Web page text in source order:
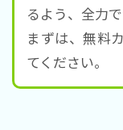
るよう、全力
まずは、無料
てください。